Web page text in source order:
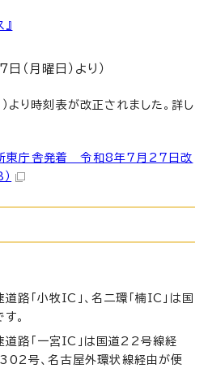
（月曜日）より）
り時刻表が改正されました。詳し
所東庁舎発着 令和8年7月27日改
路「小牧IC」、名二環「楠IC」は国
。
道路「一宮IC」は国道22号線経
302号、名古屋外環状線経由が便